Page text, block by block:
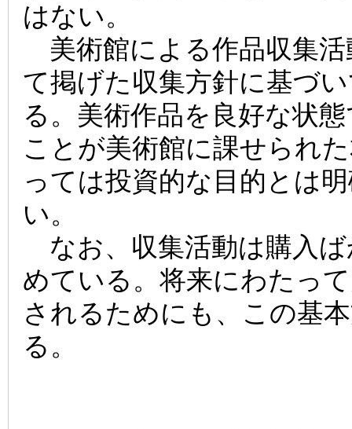
はない。
美術館による作品収集
て掲げた収集方針に基づ
る。美術作品を良好な状
ことが美術館に課せられ
っては投資的な目的とは
い。
なお、収集活動は購入
めている。将来にわたっ
されるためにも、この基
る。